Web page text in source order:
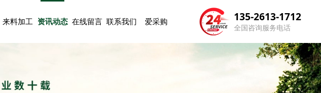
来料加工 资讯动态 在线留言 联系我们 爱采购 135-2613-1712
全国咨询服务电话